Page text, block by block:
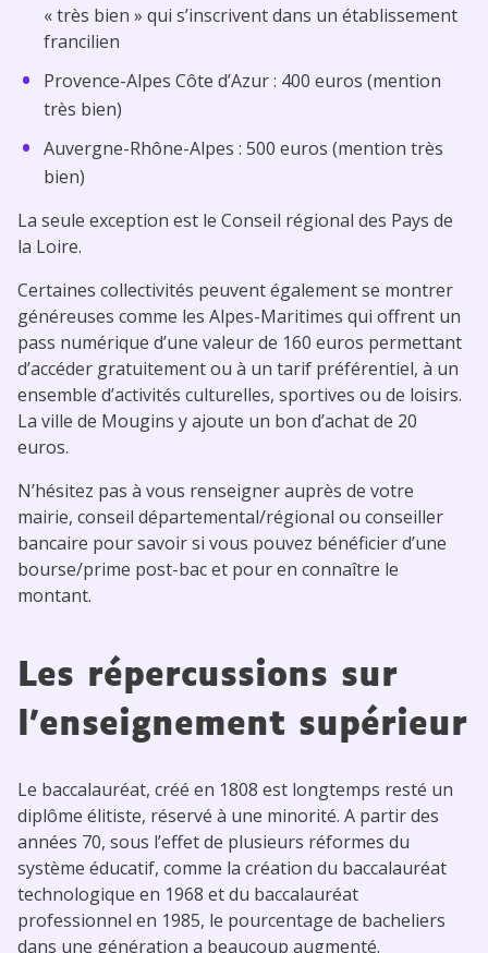
« très bien » qui s’inscrivent dans un établissement
francilien
Provence-Alpes Côte d’Azur : 400 euros (mention
très bien)
Auvergne-Rhône-Alpes : 500 euros (mention très
bien)
La seule exception est le Conseil régional des Pays de
la Loire.
Certaines collectivités peuvent également se montrer
généreuses comme les Alpes-Maritimes qui offrent un
pass numérique d’une valeur de 160 euros permettant
d’accéder gratuitement ou à un tarif préférentiel, à un
ensemble d’activités culturelles, sportives ou de loisirs.
La ville de Mougins y ajoute un bon d’achat de 20
euros.
N’hésitez pas à vous renseigner auprès de votre
mairie, conseil départemental/régional ou conseiller
bancaire pour savoir si vous pouvez bénéficier d’une
bourse/prime post-bac et pour en connaître le
montant.
Les répercussions sur
l’enseignement supérieur
Le baccalauréat, créé en 1808 est longtemps resté un
diplôme élitiste, réservé à une minorité. A partir des
années 70, sous l’effet de plusieurs réformes du
système éducatif, comme la création du baccalauréat
technologique en 1968 et du baccalauréat
professionnel en 1985, le pourcentage de bacheliers
dans une génération a beaucoup augmenté.